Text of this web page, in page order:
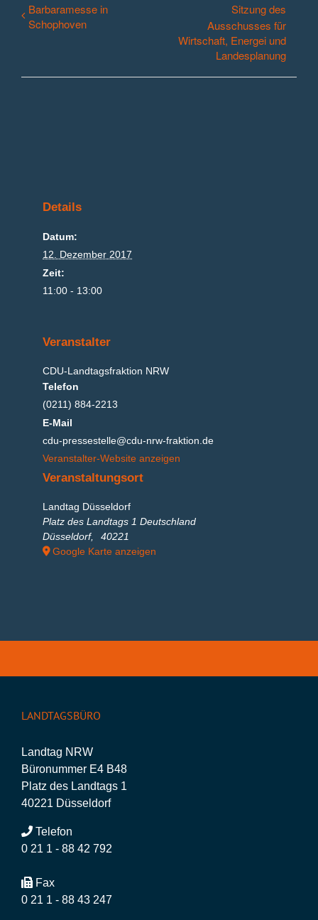
Barbaramesse in
Schophoven
Sitzung des
Ausschusses für
Wirtschaft, Energei und
Landesplanung
Details
Datum:
12. Dezember 2017
Zeit:
11:00 - 13:00
Veranstaltungsort
Landtag Düsseldorf
Platz des Landtags 1 Deutschland
Düsseldorf,
40221
Google Karte anzeigen
Veranstalter
CDU-Landtagsfraktion NRW
Telefon
(0211) 884-2213
E-Mail
cdu-pressestelle@cdu-nrw-fraktion.de
Veranstalter-Website anzeigen
LANDTAGSBÜRO
Landtag NRW
Büronummer E4 B48
Platz des Landtags 1
40221 Düsseldorf
Telefon
0 21 1 - 88 42 792
Fax
0 21 1 - 88 43 247